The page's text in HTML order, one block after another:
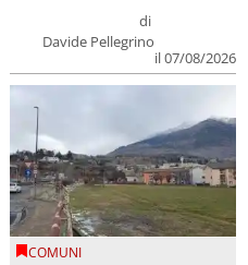
di
Davide Pellegrino
il 07/08/2026
COMUNI